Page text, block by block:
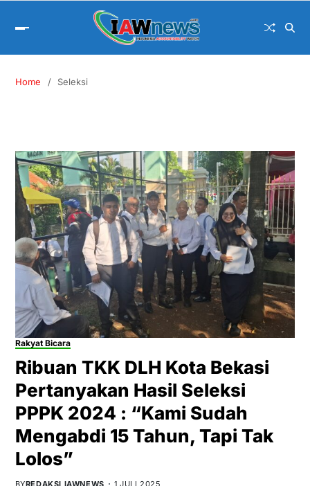
Home Seleksi
Rakyat Bicara
Ribuan TKK DLH Kota Bekasi
Pertanyakan Hasil Seleksi
PPPK 2024 : “Kami Sudah
Mengabdi 15 Tahun, Tapi Tak
Lolos”
BYREDAKSI IAWNEWS 1 JULI 2025